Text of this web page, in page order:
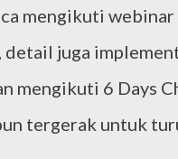
mengikuti webinar
detail juga
mengikuti 6 Days
tergerak untuk